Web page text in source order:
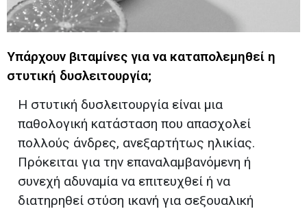
Υπάρχουν βιταμίνες για να καταπολεμηθεί η
στυτική δυσλειτουργία;
Η στυτική δυσλειτουργία είναι μια
παθολογική κατάσταση που απασχολεί
πολλούς άνδρες, ανεξαρτήτως ηλικίας.
Πρόκειται για την επαναλαμβανόμενη ή
συνεχή αδυναμία να επιτευχθεί ή να
διατηρηθεί στύση ικανή για σεξουαλική